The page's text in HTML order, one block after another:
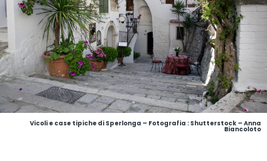
Vicoli e case tipiche di Sperlonga – Fotografia : Shutterstock – Anna
Biancoloto